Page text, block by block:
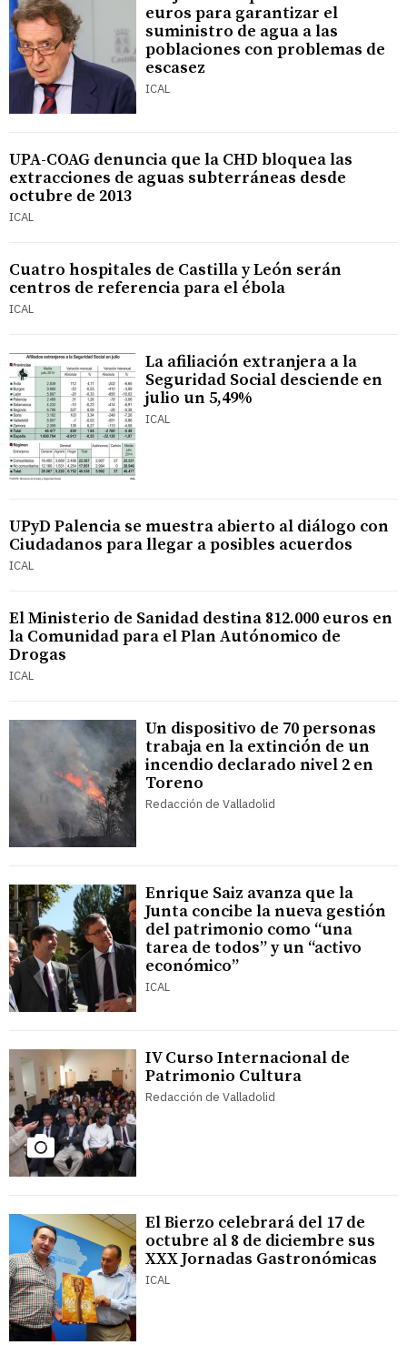
euros para garantizar el
suministro de agua a las
poblaciones con problemas de
escasez
ICAL
UPA-COAG denuncia que la CHD bloquea las
extracciones de aguas subterráneas desde
octubre de 2013
ICAL
Cuatro hospitales de Castilla y León serán
centros de referencia para el ébola
ICAL
La afiliación extranjera a la
Seguridad Social desciende en
julio un 5,49%
ICAL
UPyD Palencia se muestra abierto al diálogo con
Ciudadanos para llegar a posibles acuerdos
ICAL
El Ministerio de Sanidad destina 812.000 euros en
la Comunidad para el Plan Autónomico de
Drogas
ICAL
Un dispositivo de 70 personas
trabaja en la extinción de un
incendio declarado nivel 2 en
Toreno
Redacción de Valladolid
Enrique Saiz avanza que la
Junta concibe la nueva gestión
del patrimonio como “una
tarea de todos” y un “activo
económico”
ICAL
IV Curso Internacional de
Patrimonio Cultura
Redacción de Valladolid
El Bierzo celebrará del 17 de
octubre al 8 de diciembre sus
XXX Jornadas Gastronómicas
ICAL